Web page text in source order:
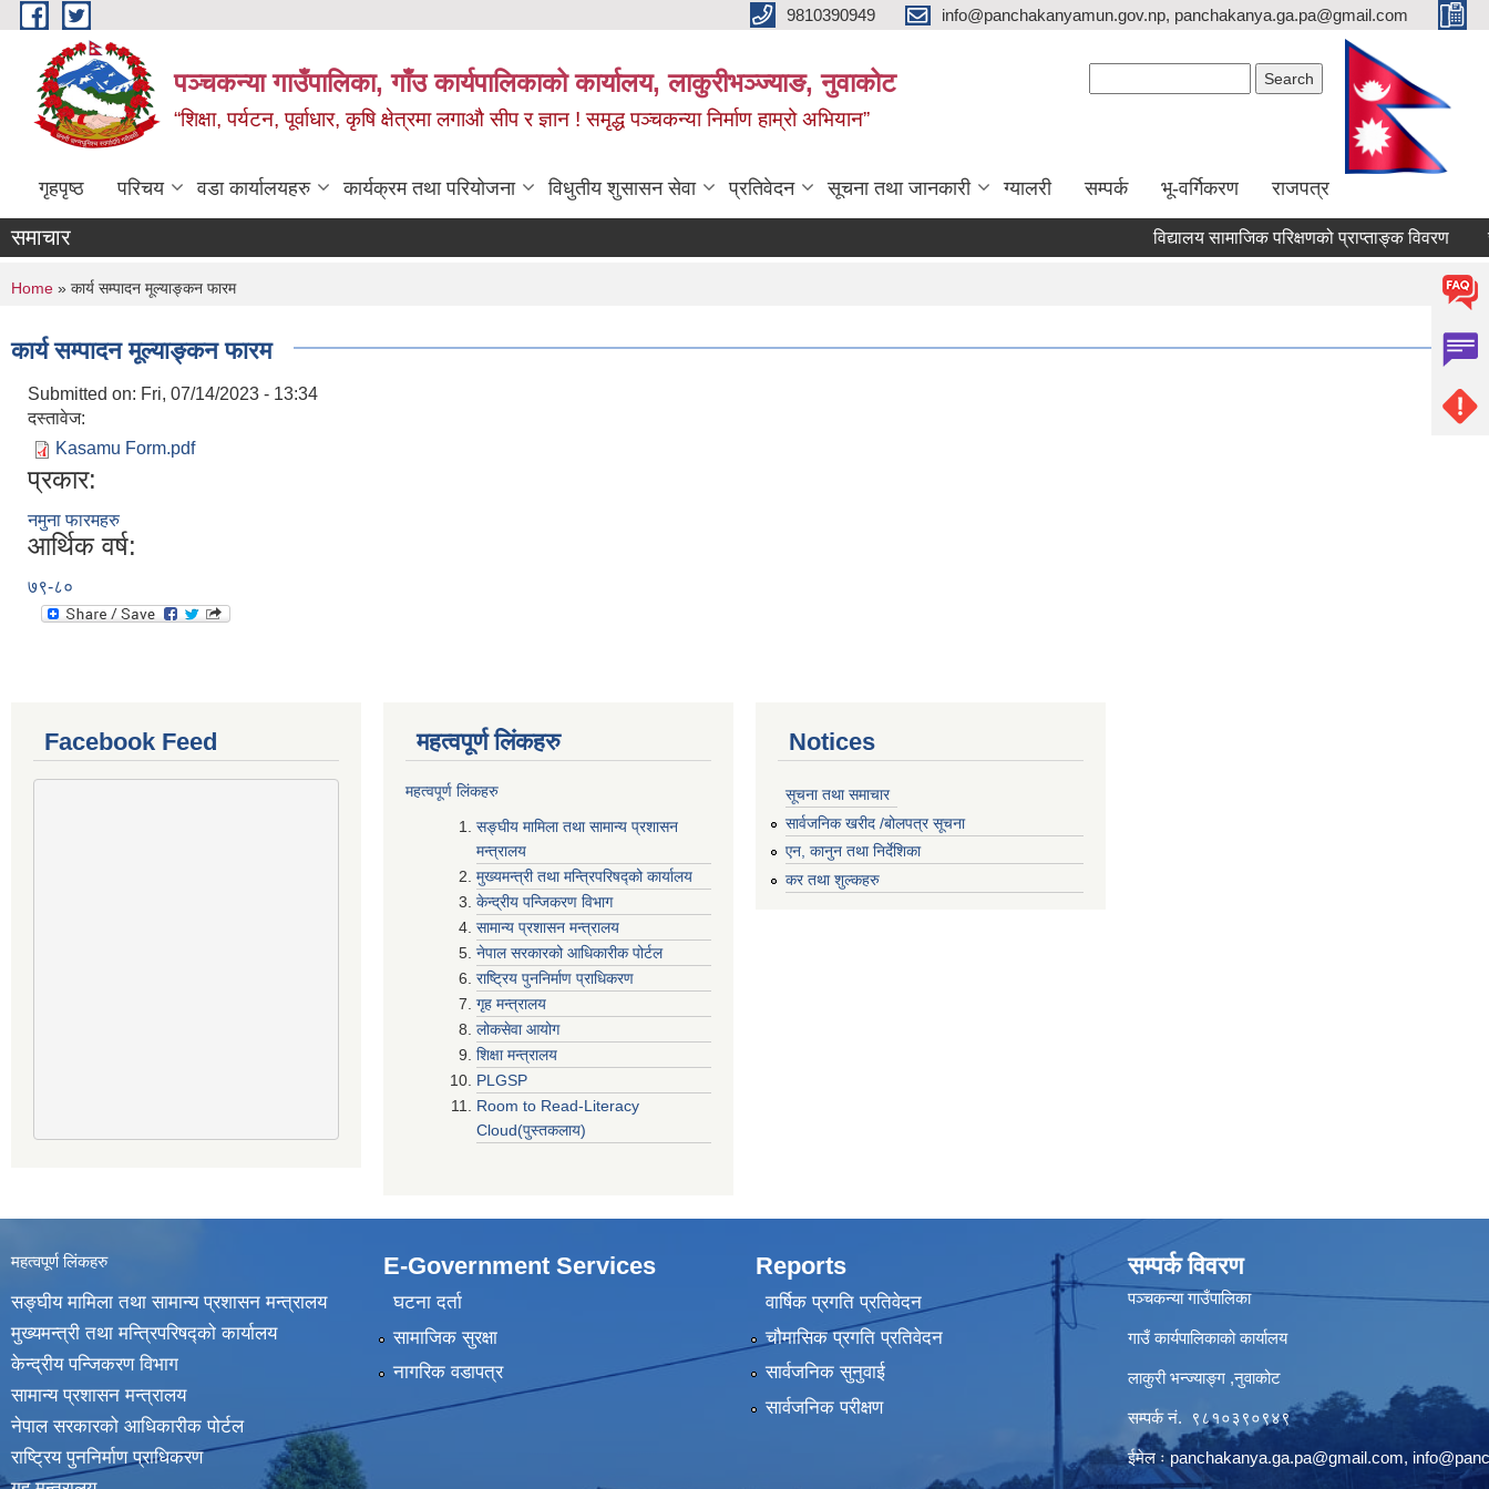
Skip to main content 9810390949 info@panchakanyamun.gov.np, panchakanya.ga.pa@gmail.com
पञ्‍चकन्या गाउँपालिका, गाँउ कार्यपालिकाको कार्यालय, लाकुरीभञ्‍ज्याङ, नुवाकोट
“शिक्षा, पर्यटन, पूर्वाधार, कृषि क्षेत्रमा लगाऔ सीप र ज्ञान ! समृद्ध पञ्‍चकन्या निर्माण हाम्रो अभियान”
गृहपृष्ठ परिचय वडा कार्यालयहरु कार्यक्रम तथा परियोजना विधुतीय शुसासन सेवा प्रतिवेदन सूचना तथा जानकारी ग्यालरी सम्पर्क भू-वर्गिकरण राजपत्र
समाचार विद्यालय सामाजिक परिक्षणको प्राप्ताङ्क विवरण
You are here
Home » कार्य सम्पादन मूल्याङ्कन फारम
कार्य सम्पादन मूल्याङ्कन फारम
Submitted on: Fri, 07/14/2023 - 13:34
दस्तावेज:
Kasamu Form.pdf
प्रकार:
नमुना फारमहरु
आर्थिक वर्ष:
७९-८०
Facebook Feed महत्वपूर्ण लिंकहरु
महत्वपूर्ण लिंकहरु
सङ्घीय मामिला तथा सामान्य प्रशासन
मन्त्रालय
मुख्यमन्त्री तथा मन्त्रिपरिषद्‍को कार्यालय
केन्द्रीय पन्जिकरण विभाग
सामान्य प्रशासन मन्त्रालय
नेपाल सरकारको आधिकारीक पोर्टल
राष्ट्रिय पुननिर्माण प्राधिकरण
गृह मन्त्रालय
लोकसेवा आयोग
शिक्षा मन्त्रालय
PLGSP
Room to Read-Literacy
Cloud(पुस्तकलाय)
Notices
सूचना तथा समाचार
सार्वजनिक खरीद /बोलपत्र सूचना
एन, कानुन तथा निर्देशिका
कर तथा शुल्कहरु
महत्वपूर्ण लिंकहरु
सङ्घीय मामिला तथा सामान्य प्रशासन मन्त्रालय
मुख्यमन्त्री तथा मन्त्रिपरिषद्‍को कार्यालय
केन्द्रीय पन्जिकरण विभाग
सामान्य प्रशासन मन्त्रालय
नेपाल सरकारको आधिकारीक पोर्टल
राष्ट्रिय पुननिर्माण प्राधिकरण
E-Government Services
घटना दर्ता
सामाजिक सुरक्षा
नागरिक वडापत्र
Reports
वार्षिक प्रगति प्रतिवेदन
चौमासिक प्रगति प्रतिवेदन
सार्वजनिक सुनुवाई
सार्वजनिक परीक्षण
सम्पर्क विवरण
पञ्‍चकन्या गाउँपालिका
गाउँ कार्यपालिकाको कार्यालय
लाकुरी भन्ज्याङ्ग ,नुवाकोट
सम्पर्क नं. ९८१०३९०९४९
ईमेल ःpanchakanya.ga.pa@gmail.com,